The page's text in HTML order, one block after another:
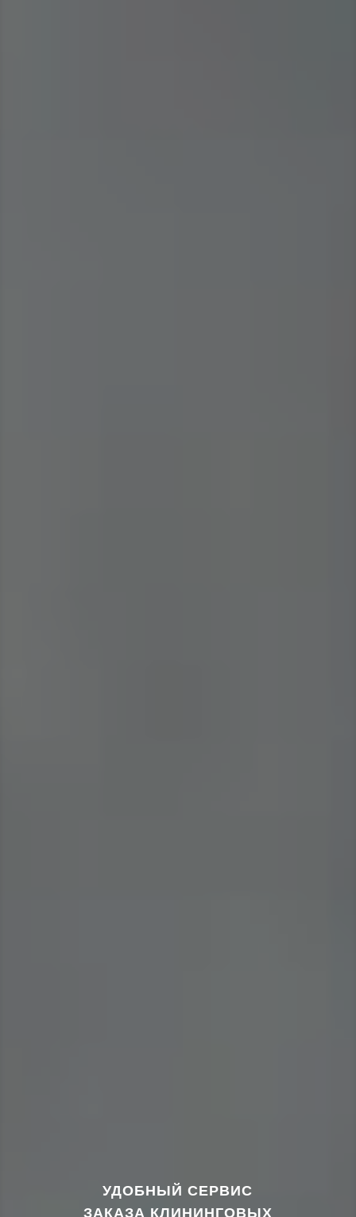
УДОБНЫЙ СЕРВИС
ЗАКАЗА КЛИНИНГОВЫХ